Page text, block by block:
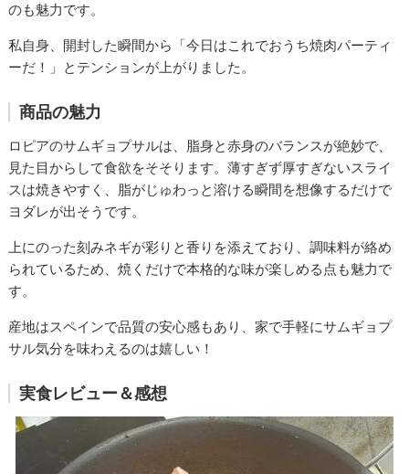
のも魅力です。
私自身、開封した瞬間から「今日はこれでおうち焼肉パーティ
ーだ！」とテンションが上がりました。
商品の魅力
ロピアのサムギョプサルは、脂身と赤身のバランスが絶妙で、
見た目からして食欲をそそります。薄すぎず厚すぎないスライ
スは焼きやすく、脂がじゅわっと溶ける瞬間を想像するだけで
ヨダレが出そうです。
上にのった刻みネギが彩りと香りを添えており、調味料が絡め
られているため、焼くだけで本格的な味が楽しめる点も魅力で
す。
産地はスペインで品質の安心感もあり、家で手軽にサムギョプ
サル気分を味わえるのは嬉しい！
実食レビュー＆感想